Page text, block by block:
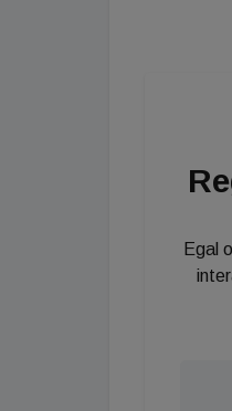
Bahnhof
Egal